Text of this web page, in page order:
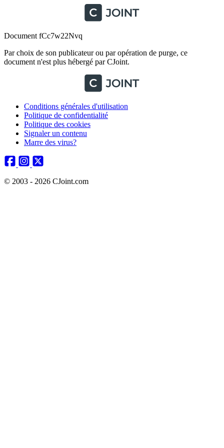
Document fCc7w22Nvq
Par choix de son publicateur ou par opération de purge, ce
document n'est plus hébergé par CJoint.
Conditions générales d'utilisation
Politique de confidentialité
Politique des cookies
Signaler un contenu
Marre des virus?
© 2003 - 2026 CJoint.com